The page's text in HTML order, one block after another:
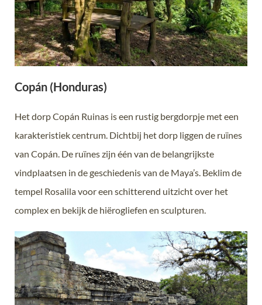
Copán (Honduras)
Het dorp Copán Ruinas is een rustig bergdorpje met een
karakteristiek centrum. Dichtbij het dorp liggen de ruïnes
van Copán. De ruïnes zijn één van de belangrijkste
vindplaatsen in de geschiedenis van de Maya’s. Beklim de
tempel Rosalila voor een schitterend uitzicht over het
complex en bekijk de hiërogliefen en sculpturen.